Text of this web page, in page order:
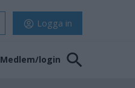
Logga in
Medlem/login